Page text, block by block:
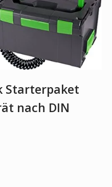
Starterpaket
nach DIN